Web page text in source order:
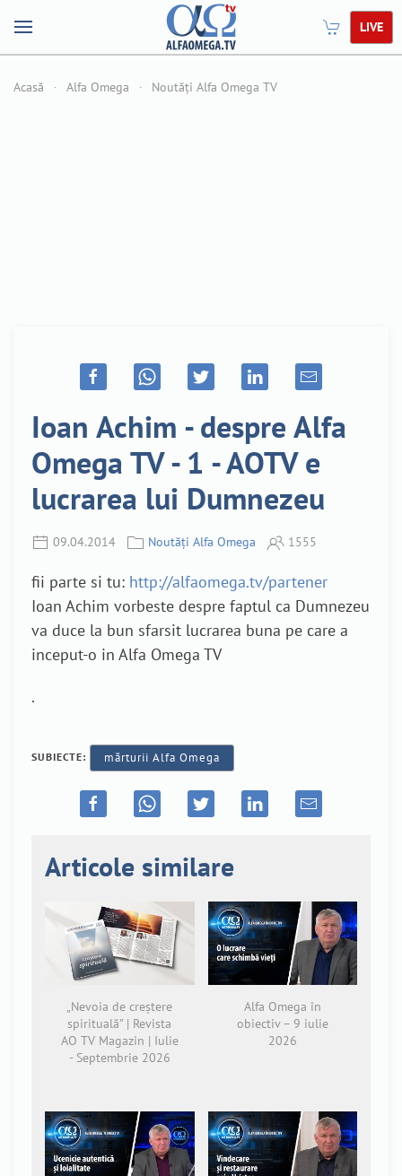
LIVE
Acasă Alfa Omega Noutăți Alfa Omega TV
Ioan Achim - despre Alfa
Omega TV - 1 - AOTV e
lucrarea lui Dumnezeu
09.04.2014 Noutăți Alfa Omega 1555
fii parte si tu: http://alfaomega.tv/partener
Ioan Achim vorbeste despre faptul ca Dumnezeu
va duce la bun sfarsit lucrarea buna pe care a
inceput-o in Alfa Omega TV
.
SUBIECTE: mărturii Alfa Omega
Articole similare
„Nevoia de creștere
spirituală” | Revista
AO TV Magazin | Iulie
- Septembrie 2026
Alfa Omega în
obiectiv – 9 iulie
2026